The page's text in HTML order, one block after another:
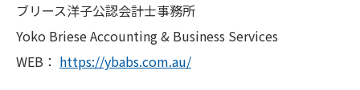
ブリース洋子公認会計士事務所
Yoko Briese Accounting & Business Services
WEB： https://ybabs.com.au/